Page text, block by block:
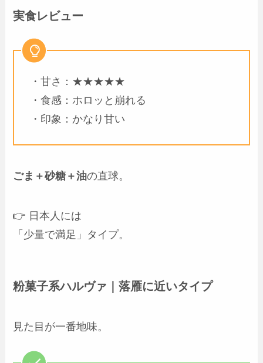
実食レビュー
・甘さ：★★★★★
・食感：ホロッと崩れる
・印象：かなり甘い
ごま＋砂糖＋油の直球。
👉 日本人には
「少量で満足」タイプ。
粉菓子系ハルヴァ｜落雁に近いタイプ
見た目が一番地味。